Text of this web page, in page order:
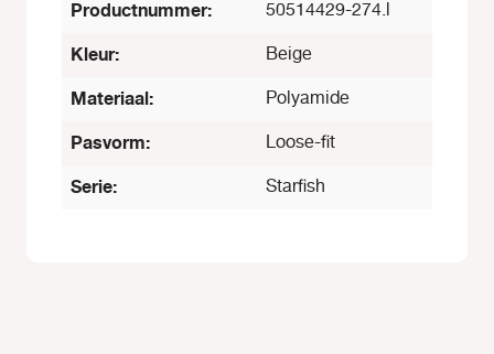
Productnummer: 50514429-274.l
Kleur: Beige
Materiaal: Polyamide
Pasvorm: Loose-fit
Serie: Starfish